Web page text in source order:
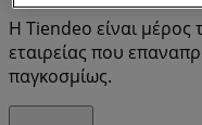
Η Tiendeo είναι μέρος
εταιρείας που
παγκοσμίως.